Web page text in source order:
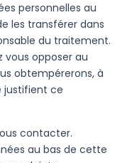
personnelles au
les transférer dans
du traitement.
vous opposer au
obtempérerons, à
justifient ce
contacter.
au bas de cette